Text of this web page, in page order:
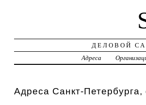
ДЕЛОВОЙ
Адреса
Адреса Санкт-